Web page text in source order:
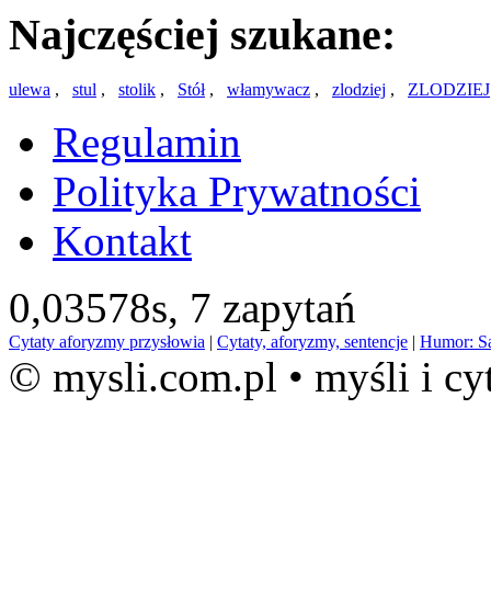
Najczęściej szukane:
ulewa , stul , stolik , Stół, włamywacz , zlodziej , ZLODZIEJ
Regulamin
Polityka Prywatności
Kontakt
0,03578s, 7 zapytań
Cytaty aforyzmy przysłowia | Cytaty, aforyzmy, sentencje | Humor:
© mysli.com.pl • myśli i